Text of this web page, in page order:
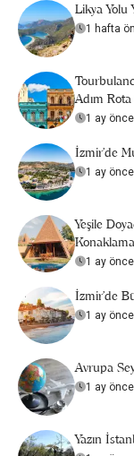
Likya Yolu
1 hafta
Adım
1 ay önce
İzmir'de
1 ay önce
Yeşile
1 ay önce
İzmir'de
1 ay önce
Avrupa
1 ay önce
Yazın